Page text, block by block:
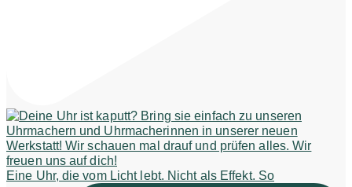
Eine Uhr, die vom Licht lebt. Nicht als Effekt. So